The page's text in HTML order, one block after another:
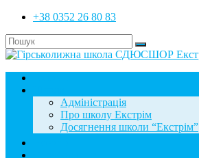
+38 0352 26 80 83
Адміністрація
Про школу Екстрім
Досягнення школи “Екстрім”